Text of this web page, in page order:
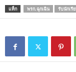
แท็ก พรก.ฉุกเฉิน รับนักเรี